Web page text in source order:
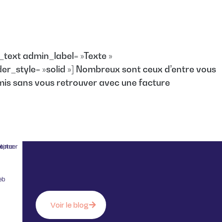
accepter
admin_label= »Texte »
»solid »] Nombreux sont ceux d’entre vous
sans vous retrouver avec une facture
Voir le blog